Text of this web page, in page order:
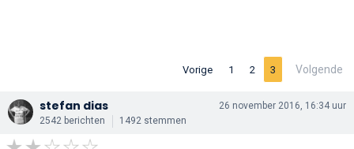
Vorige 1 2 3 Volgende
stefan dias
2542 berichten 1492 stemmen
26 november 2016, 16:34 uur